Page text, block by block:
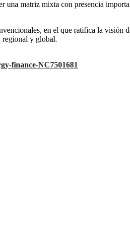
una matriz mixta con presencia
en el que ratifica la visión
regional y global.
finance-NC7501681